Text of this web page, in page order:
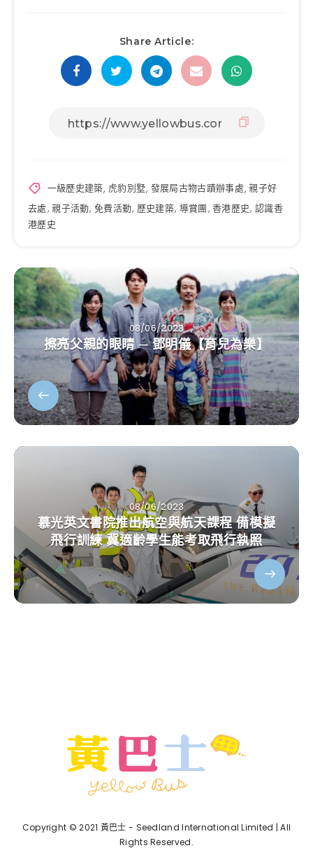
Share Article:
一級歷史建築, 虎豹別墅, 發展局古物古蹟辦事處,親子好
去處,親子活動,免費活動, 歷史建築, 導賞團,香港歷史, 認識香
港歷史
08/06/2023
擦亮父親的眼睛 ─ 鄧明儀【育兒為樂】
08/06/2023
慕光英文書院推出航空與航天課程 備模擬
飛行訓練 冀適齡學生能考取飛行執照
Copyright © 2021 黃巴士 - Seedland International Limited | All
Rights Reserved.